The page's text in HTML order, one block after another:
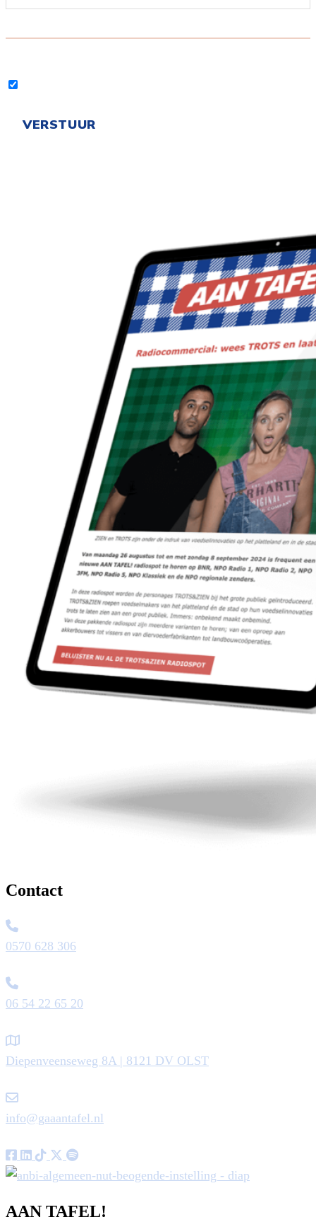
Contact
0570 628 306
06 54 22 65 20
Diepenveenseweg 8A | 8121 DV OLST
info@gaaantafel.nl
AAN TAFEL!